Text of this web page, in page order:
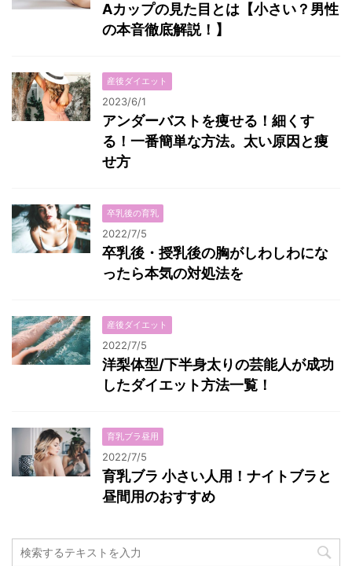
Aカップの見た目とは【小さい？男性
の本音徹底解説！】
産後ダイエット
2023/6/1
アンダーバストを痩せる！細くす
る！一番簡単な方法。太い原因と痩
せ方
卒乳後の育乳
2022/7/5
卒乳後・授乳後の胸がしわしわにな
ったら本気の対処法を
産後ダイエット
2022/7/5
洋梨体型/下半身太りの芸能人が成功
したダイエット方法一覧！
育乳ブラ昼用
2022/7/5
育乳ブラ 小さい人用！ナイトブラと
昼間用のおすすめ